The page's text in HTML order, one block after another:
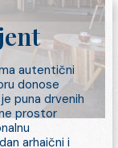
autentični
donose
puna drvenih
prostor
arhaični i